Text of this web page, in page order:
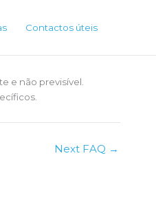
Contactos úteis
e não previsível.
Next FAQ →